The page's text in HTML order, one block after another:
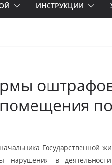
ИНСТРУКЦИИ
Государственной
нарушения в